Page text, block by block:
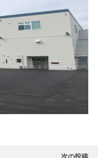
次の投稿